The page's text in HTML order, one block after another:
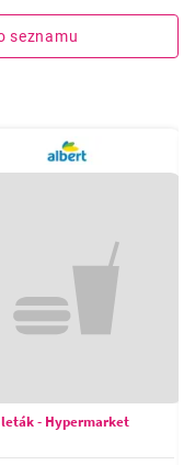
seznamu
- Hypermarket